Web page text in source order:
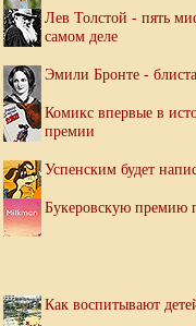
Лев Толстой - пять
самом деле
Эмили Бронте -
Комикс впервые в
премии
Успенским будет
Букеровскую премию
Как воспитывают